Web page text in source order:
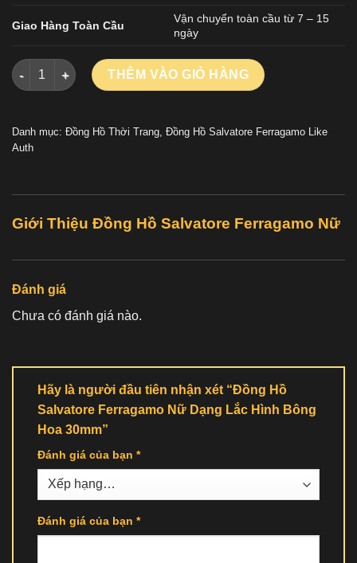
Giao Hàng Toàn Cầu
Vận chuyển toàn cầu từ 7 – 15
ngày
Đồng Hồ Salvatore Ferragamo Nữ Dạng Lắc Hình Bông Hoa
THÊM VÀO GIỎ HÀNG
Danh mục: Đồng Hồ Thời Trang, Đồng Hồ Salvatore Ferragamo Like
Auth
Giới Thiệu Đồng Hồ Salvatore Ferragamo Nữ
Đánh giá
Chưa có đánh giá nào.
Hãy là người đầu tiên nhận xét “Đồng Hồ
Salvatore Ferragamo Nữ Dạng Lắc Hình Bông
Hoa 30mm”
Đánh giá của bạn *
Đánh giá của bạn *